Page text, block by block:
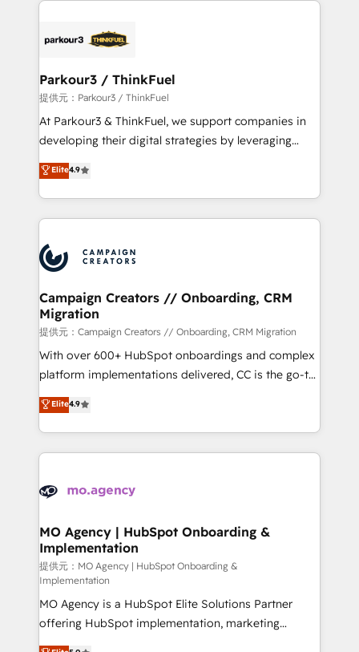
strategies that integrate data-driven marketing,
companies scale faster and smarter. 🔹 BOOMS:
Demand generation for all your buyers With BOOMS,
you invest in 100% of your buyers, accelerating your
growth and positioning yourself as an undisputed
transformation process A methodology designed to
implement HubSpot effectively and optimize your
record of business transformation, our growth-first
approach has helped brands dominate their
Parkour3 / ThinkFuel
提供元：Parkour3 / ThinkFuel
At Parkour3 & ThinkFuel, we support companies in
developing their digital strategies by leveraging
technologies and automating their marketing and
sales processes to generate growth. Our offer spans
from Strategy to Operations. We specialize in CRM
onboarding and implementation, web design, sales
extensive experience working with tech companies
and manufacturers since 2002, we are committed to
empowering our clients and developing their
autonomy. Get to grips with HubSpot through
guided implementation and seamless integration of
the CRM platform into your digital ecosystem. Would
you like support in deploying your inbound
to your needs and sales objectives. With 125+
certifications, we are part of the most certified
services are offered in both English & French.
Elite4.9
Campaign Creators // Onboarding, CRM
Migration
提供元：Campaign Creators // Onboarding, CRM Migration
With over 600+ HubSpot onboardings and complex
platform implementations delivered, CC is the go-to
Elite Solutions Partner for businesses ready to
migrate, replatform, and scale smarter. We specialize
in high-impact CRM and CMS migrations and
onboarding from platforms like Salesforce, NetSuite,
WordPress and legacy CRMs, turning fragmented
architectures that accelerate revenue operations and
performance. - Multi-object CRM migration, cleanup,
and implementation. - Pre-built and custom
integrations across your full tech stack. - Custom
object setup, CMS builds, and full-funnel automation.
- Dashboards, lifecycle campaigns, and lead
nurturing sequences. - Cross-hub setup across
Elite4.9
MO Agency | HubSpot Onboarding &
Implementation
提供元：MO Agency | HubSpot Onboarding &
Implementation
MO Agency is a HubSpot Elite Solutions Partner
offering HubSpot implementation, marketing
automation, CRM and RevOps consulting, B2B SEO,